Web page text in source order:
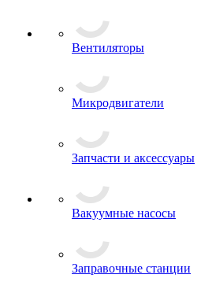
Вентиляторы
Микродвигатели
Запчасти и аксессуары
Вакуумные насосы
Заправочные станции